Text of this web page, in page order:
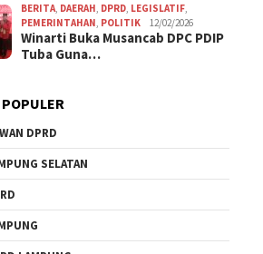
BERITA DAERAH DPRD LEGISLATIF
PEMERINTAHAN POLITIK 12/02/2026
Winarti Buka Musancab DPC PDIP
Tuba Guna…
DPRD
SELATAN